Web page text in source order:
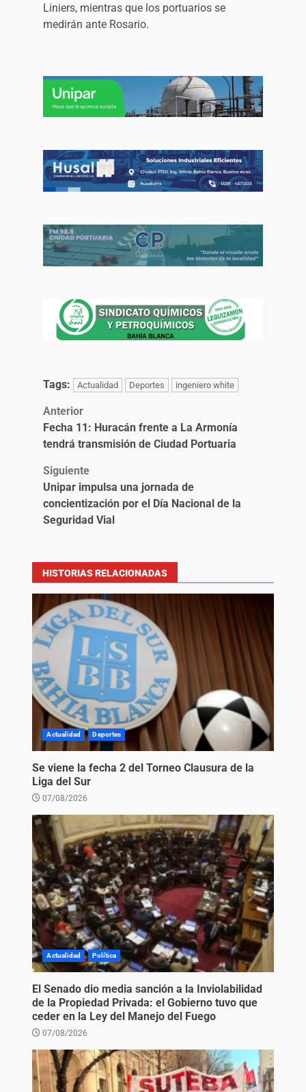
Liniers, mientras que los portuarios se
medirán ante Rosario.
Tags: Actualidad Deportes ingeniero white
Anterior
Fecha 11: Huracán frente a La Armonía
tendrá transmisión de Ciudad Portuaria
Siguiente
Unipar impulsa una jornada de
concientización por el Día Nacional de la
Seguridad Vial
HISTORIAS RELACIONADAS
Actualidad Deportes
Se viene la fecha 2 del Torneo Clausura de la
Liga del Sur
07/08/2026
Actualidad Política
El Senado dio media sanción a la Inviolabilidad
de la Propiedad Privada: el Gobierno tuvo que
ceder en la Ley del Manejo del Fuego
07/08/2026